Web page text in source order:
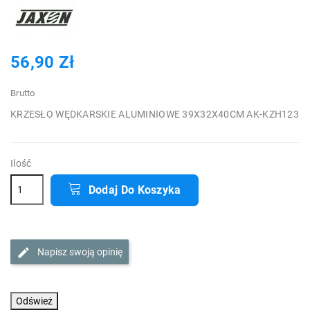
56,90 Zł
Brutto
KRZESŁO WĘDKARSKIE ALUMINIOWE 39X32X40CM AK-KZH123
Ilość
Dodaj Do Koszyka
Napisz swoją opinię